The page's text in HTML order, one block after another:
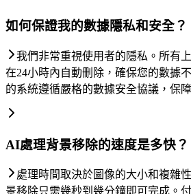
如何保證我的數據隱私和安全？
我們非常重視使用者的隱私。所有
在24小時內自動刪除，確保您的數據
的系統遵循嚴格的數據安全協議，保
AI處理背景移除的速度是多快？
處理時間取決於圖像的大小和複雜
景移除只需幾秒到幾分鐘即可完成。